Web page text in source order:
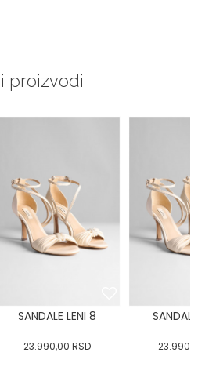
proizvodi
SANDALE LENI 8
23.990,00 RSD